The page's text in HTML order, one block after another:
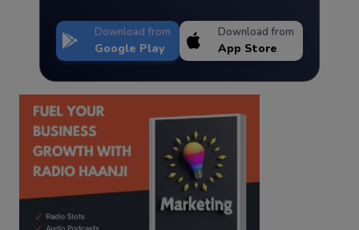
Download from
Google Play
Download from
App Store